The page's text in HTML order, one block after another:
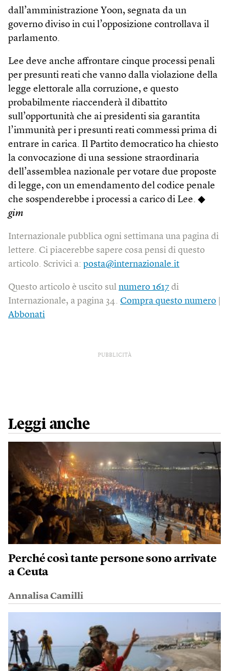
dall’amministrazione Yoon, segnata da un
governo diviso in cui l’opposizione controllava il
parlamento.
Lee deve anche affrontare cinque processi penali
per presunti reati che vanno dalla violazione della
legge elettorale alla corruzione, e questo
probabilmente riaccenderà il dibattito
sull’opportunità che ai presidenti sia garantita
l’immunità per i presunti reati commessi prima di
entrare in carica. Il Partito democratico ha chiesto
la convocazione di una sessione straordinaria
dell’assemblea nazionale per votare due proposte
di legge, con un emendamento del codice penale
che sospenderebbe i processi a carico di Lee. ◆
gim
Internazionale pubblica ogni settimana una pagina di
lettere. Ci piacerebbe sapere cosa pensi di questo
articolo. Scrivici a: posta@internazionale.it
Questo articolo è uscito sul numero 1617 di
Internazionale, a pagina 34. Compra questo numero
Abbonati
PUBBLICITÀ
Leggi anche
Perché così tante persone sono arrivate
a Ceuta
Annalisa Camilli